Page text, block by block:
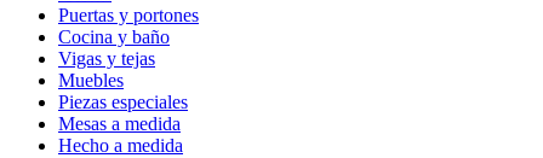
Puertas y portones
Cocina y baño
Vigas y tejas
Muebles
Piezas especiales
Mesas a medida
Hecho a medida